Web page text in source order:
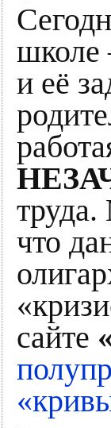
школе
и её
что
сайте